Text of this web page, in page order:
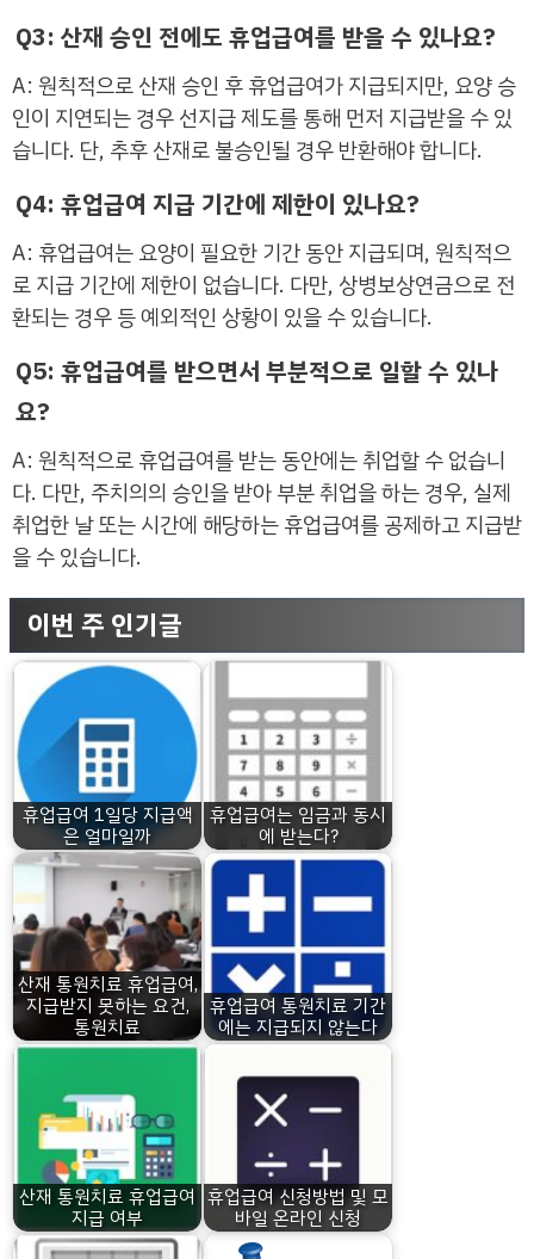
Q3: 산재 승인 전에도 휴업급여를 받을 수 있나요?
A: 원칙적으로 산재 승인 후 휴업급여가 지급되지만, 요양 승
인이 지연되는 경우 선지급 제도를 통해 먼저 지급받을 수 있
습니다. 단, 추후 산재로 불승인될 경우 반환해야 합니다.
Q4: 휴업급여 지급 기간에 제한이 있나요?
A: 휴업급여는 요양이 필요한 기간 동안 지급되며, 원칙적으
로 지급 기간에 제한이 없습니다. 다만, 상병보상연금으로 전
환되는 경우 등 예외적인 상황이 있을 수 있습니다.
Q5: 휴업급여를 받으면서 부분적으로 일할 수 있나
요?
A: 원칙적으로 휴업급여를 받는 동안에는 취업할 수 없습니
다. 다만, 주치의의 승인을 받아 부분 취업을 하는 경우, 실제
취업한 날 또는 시간에 해당하는 휴업급여를 공제하고 지급받
을 수 있습니다.
이번 주 인기글
휴업급여 1일당 지급액
은 얼마일까
휴업급여는 임금과 동시
에 받는다?
산재 통원치료 휴업급여,
지급받지 못하는 요건,
통원치료
휴업급여 통원치료 기간
에는 지급되지 않는다
산재 통원치료 휴업급여
지급 여부
휴업급여 신청방법 및 모
바일 온라인 신청